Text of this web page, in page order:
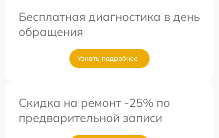
Бесплатная диагностика в день
обращения
Узнать подробнее
Скидка на ремонт -25% по
предварительной записи